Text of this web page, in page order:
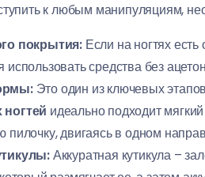
к любым манипуляциям,
покрытия:Если на ногтях есть
использовать средства без
Это один из ключевых
идеально подходит
пилочку, двигаясь в одном
Аккуратная кутикула –